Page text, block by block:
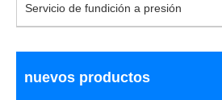
Servicio de fundición a presión
nuevos productos